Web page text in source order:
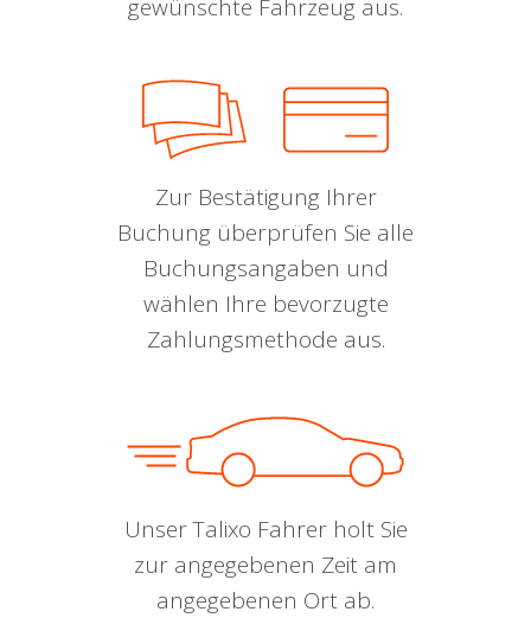
gewünschte Fahrzeug aus.
Zur Bestätigung Ihrer
Buchung überprüfen Sie alle
Buchungsangaben und
wählen Ihre bevorzugte
Zahlungsmethode aus.
Unser Talixo Fahrer holt Sie
zur angegebenen Zeit am
angegebenen Ort ab.